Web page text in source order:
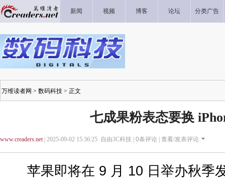
新闻 视频 博客 论坛 分类广告
万维读者网 > 数码科技 > 正文
七成果粉表态要换
www.creaders.net| 2025-09-02 15:36:25 自由3C科技 | 0条评论 | 查看/发表评论
苹果即将在 9 月 10 日举办秋季